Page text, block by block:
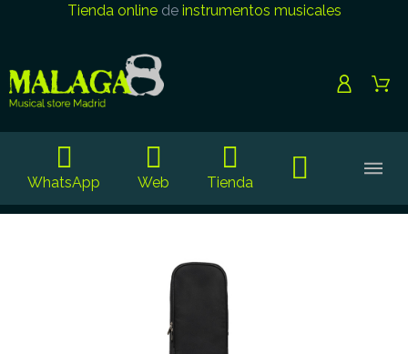
Tienda onlinede instrumentos musicales
WhatsApp Web Tienda